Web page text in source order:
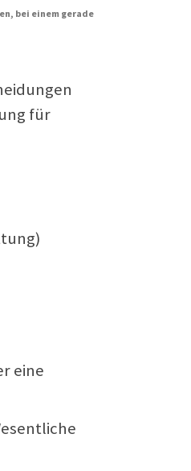
bei einem gerade
für
eine